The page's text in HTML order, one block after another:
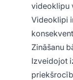
videoklipu
Videoklipi
Zināšanu
Izveidojot